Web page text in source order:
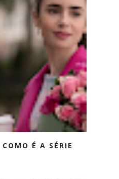
É A SÉRIE